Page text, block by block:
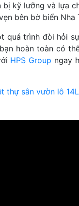
bị kỹ lưỡng và lựa
bên bờ biển Nha
quá trình đòi hỏi
hoàn toàn có
HPS Group ngay
thự sân vườn lô